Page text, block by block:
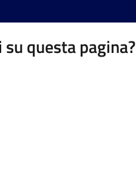
questa pagina?